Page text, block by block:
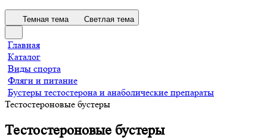
Темная тема Светлая тема
Главная
Каталог
Виды спорта
Фляги и питание
Бустеры тестостерона и анаболические препараты
Тестостероновые бустеры
Тестостероновые бустеры